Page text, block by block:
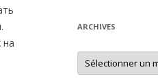
на
ARCHIVES
A
c